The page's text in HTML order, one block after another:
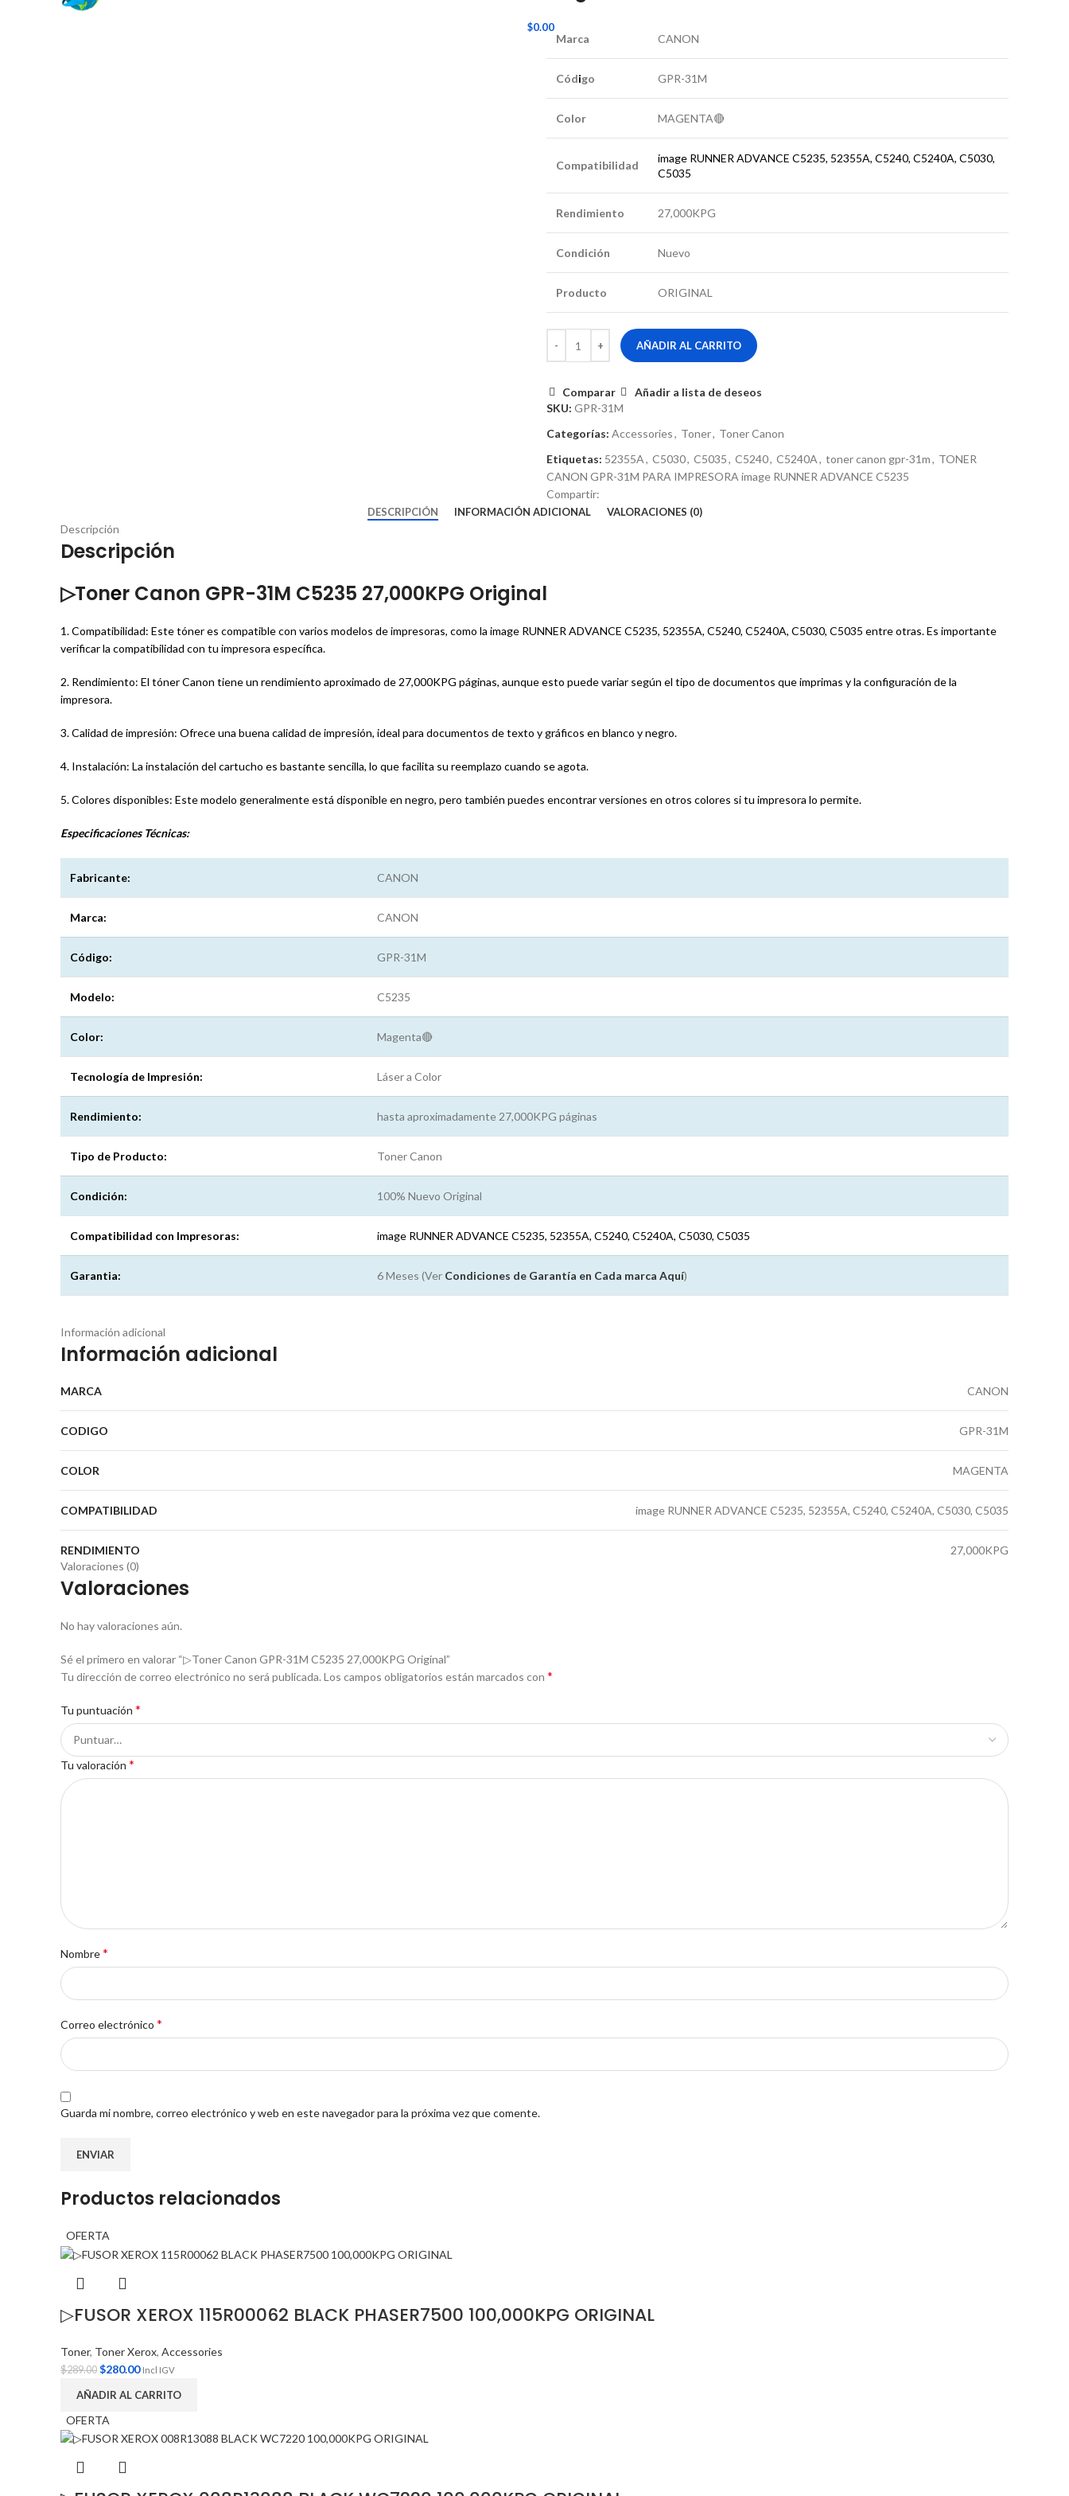
$0.00
Marca CANON
Código GPR-31M
Color MAGENTA🔴
Compatibilidad
image RUNNER ADVANCE C5235, 52355A, C5240, C5240A, C5030,
C5035
Rendimiento 27,000KPG
Condición Nuevo
Producto ORIGINAL
AÑADIR AL CARRITO
Comparar
Añadir a lista de deseos
SKU: GPR-31M
Categorías: Accessories, Toner, Toner Canon
Etiquetas: 52355A, C5030, C5035, C5240, C5240A, toner canon gpr-31m, TONER
CANON GPR-31M PARA IMPRESORA image RUNNER ADVANCE C5235
Compartir:
DESCRIPCIÓN INFORMACIÓN ADICIONAL VALORACIONES (0)
Descripción
Descripción
▷Toner Canon GPR-31M C5235 27,000KPG Original
1. Compatibilidad: Este tóner es compatible con varios modelos de impresoras, como la image RUNNER ADVANCE C5235, 52355A, C5240, C5240A, C5030, C5035 entre otras. Es importante
verificar la compatibilidad con tu impresora específica.
2. Rendimiento: El tóner Canon tiene un rendimiento aproximado de 27,000KPG páginas, aunque esto puede variar según el tipo de documentos que imprimas y la configuración de la
impresora.
3. Calidad de impresión: Ofrece una buena calidad de impresión, ideal para documentos de texto y gráficos en blanco y negro.
4. Instalación: La instalación del cartucho es bastante sencilla, lo que facilita su reemplazo cuando se agota.
5. Colores disponibles: Este modelo generalmente está disponible en negro, pero también puedes encontrar versiones en otros colores si tu impresora lo permite.
Especificaciones Técnicas:
Fabricante: CANON
Marca: CANON
Código: GPR-31M
Modelo: C5235
Color: Magenta🔴
Tecnología de Impresión: Láser a Color
Rendimiento: hasta aproximadamente 27,000KPG páginas
Tipo de Producto: Toner Canon
Condición: 100% Nuevo Original
Compatibilidad con Impresoras: image RUNNER ADVANCE C5235, 52355A, C5240, C5240A, C5030, C5035
Garantia: 6 Meses (Ver Condiciones de Garantía en Cada marca Aquí)
Información adicional
Información adicional
MARCA CANON
CODIGO GPR-31M
COLOR MAGENTA
COMPATIBILIDAD image RUNNER ADVANCE C5235, 52355A, C5240, C5240A, C5030, C5035
RENDIMIENTO
27,000KPG
Valoraciones (0)
Valoraciones
No hay valoraciones aún.
Sé el primero en valorar “▷Toner Canon GPR-31M C5235 27,000KPG Original”
Tu dirección de correo electrónico no será publicada.Los campos obligatorios están marcados con *
Tu puntuación *
Tu valoración *
Nombre*
Correo electrónico *
Guarda mi nombre, correo electrónico y web en este navegador para la próxima vez que comente.
Productos relacionados
OFERTA
▷FUSOR XEROX 115R00062 BLACK PHASER7500 100,000KPG ORIGINAL
Toner, Toner Xerox, Accessories
$289.00 $280.00 Incl IGV
AÑADIR AL CARRITO
OFERTA